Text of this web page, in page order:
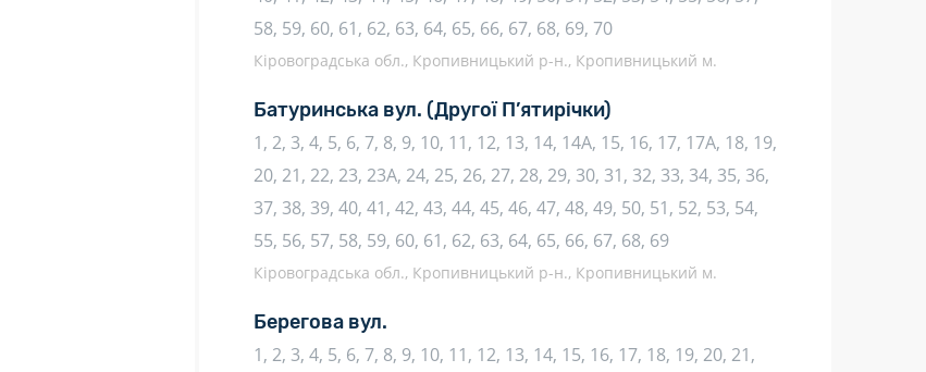
58, 59, 60, 61, 62, 63, 64, 65, 66, 67, 68, 69, 70
Кіровоградська обл., Кропивницький р-н., Кропивницький м.
Батуринська вул. (Другої П’ятирічки)
1, 2, 3, 4, 5, 6, 7, 8, 9, 10, 11, 12, 13, 14, 14А, 15, 16, 17, 17А, 18, 19,
20, 21, 22, 23, 23А, 24, 25, 26, 27, 28, 29, 30, 31, 32, 33, 34, 35, 36,
37, 38, 39, 40, 41, 42, 43, 44, 45, 46, 47, 48, 49, 50, 51, 52, 53, 54,
55, 56, 57, 58, 59, 60, 61, 62, 63, 64, 65, 66, 67, 68, 69
Кіровоградська обл., Кропивницький р-н., Кропивницький м.
Берегова вул.
1, 2, 3, 4, 5, 6, 7, 8, 9, 10, 11, 12, 13, 14, 15, 16, 17, 18, 19, 20, 21,